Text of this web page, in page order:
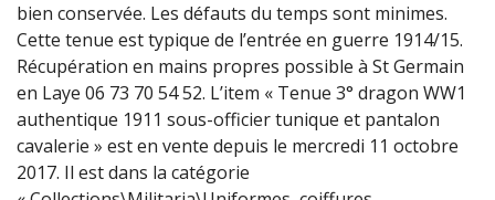
bien conservée. Les défauts du temps sont minimes.
Cette tenue est typique de l’entrée en guerre 1914/15.
Récupération en mains propres possible à St Germain
en Laye 06 73 70 54 52. L’item « Tenue 3° dragon WW1
authentique 1911 sous-officier tunique et pantalon
cavalerie » est en vente depuis le mercredi 11 octobre
2017. Il est dans la catégorie